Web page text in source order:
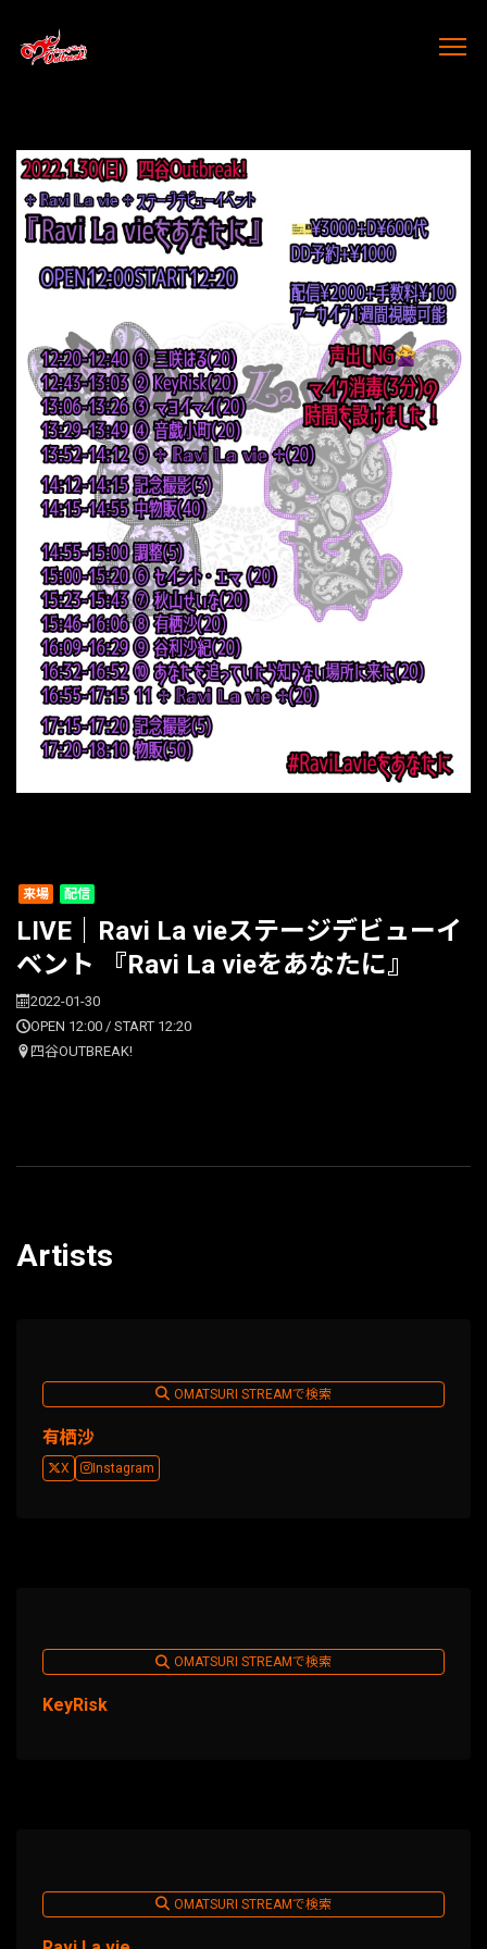
来場 配信
LIVE｜Ravi La vieステージデビューイ
ベント 『Ravi La vieをあなたに』
2022-01-30
OPEN 12:00 / START 12:20
四谷OUTBREAK!
Artists
OMATSURI STREAMで検索
有栖沙
X Instagram
OMATSURI STREAMで検索
KeyRisk
OMATSURI STREAMで検索